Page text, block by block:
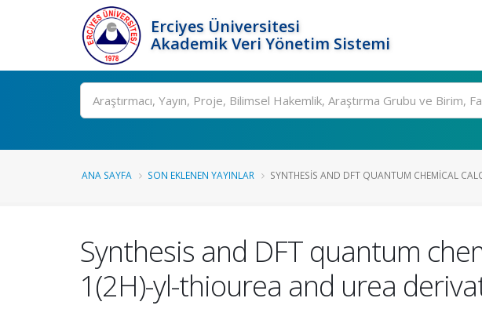
Erciyes Üniversitesi
Akademik Veri Yönetim Sistemi
Ara
ANA SAYFA SON EKLENEN YAYINLAR SYNTHESIS AND DFT QUANTUM CHEMICAL
Synthesis and DFT quantum
1(2H)-yl-thiourea and urea